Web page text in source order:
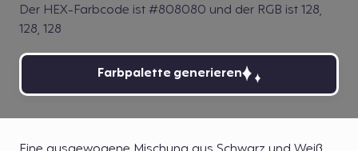
Der HEX-Farbcode ist #808080 und der RGB ist 128,
128, 128
Farbpalette generieren